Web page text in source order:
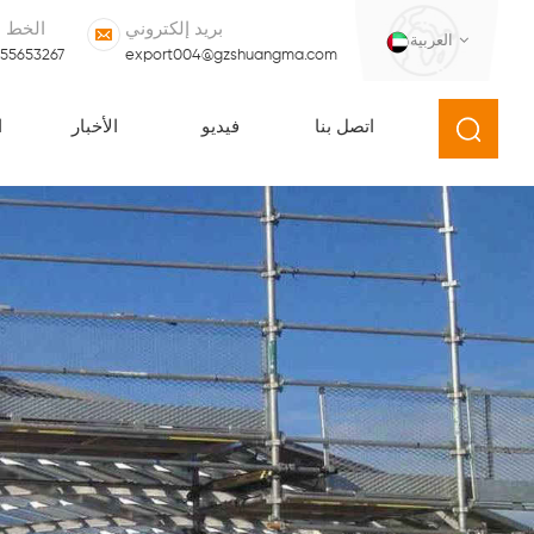
العربية
بريد إلكتروني
export004@gzshuangma.com
الأخبار فيديو اتصل بنا